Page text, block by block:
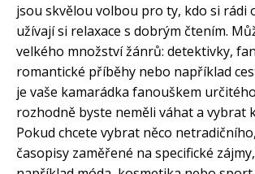
jsou skvělou volbou pro ty, kdo si rádi
užívají si relaxace s dobrým čtením.
velkého množství žánrů: detektivky,
romantické příběhy nebo například
je vaše kamarádka fanouškem
rozhodně byste neměli váhat a vybrat
Pokud chcete vybrat něco
časopisy zaměřené na specifické